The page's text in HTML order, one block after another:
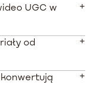
UGC w
się od 200 do
wielu
agencjach
od
automatycznych